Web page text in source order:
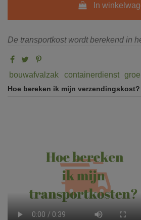
In
De transportkost wordt berekend in
bouwafvalzak containerdienst
Hoe bereken ik mijn verzendingskost?